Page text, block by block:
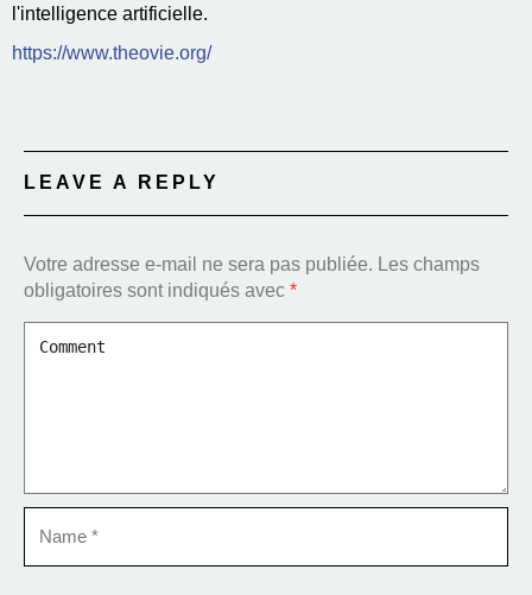
l'intelligence artificielle.
https://www.theovie.org/
LEAVE A REPLY
Votre adresse e-mail ne sera pas publiée. Les champs
obligatoires sont indiqués avec *